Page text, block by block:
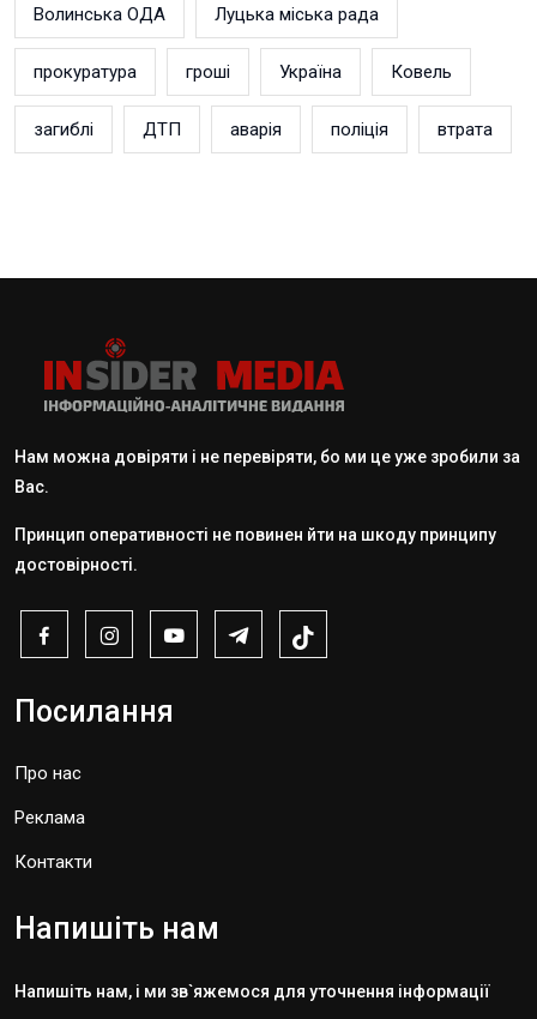
Волинська ОДА Луцька міська рада
прокуратура гроші Україна Ковель
загиблі ДТП аварія поліція втрата
Нам можна довіряти і не перевіряти, бо ми це уже зробили за
Вас.
Принцип оперативності не повинен йти на шкоду принципу
достовірності.
Посилання
Про нас
Реклама
Контакти
Напишіть нам
Напишіть нам, і ми зв`яжемося для уточнення інформації